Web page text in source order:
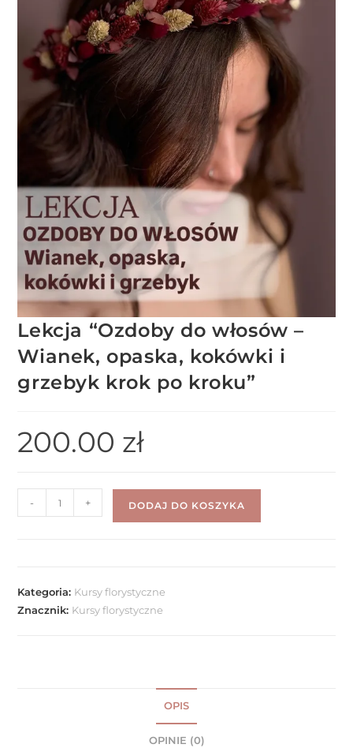
Lekcja “Ozdoby do włosów –
Wianek, opaska, kokówki i
grzebyk krok po kroku”
200.00 zł
- + DODAJ DO KOSZYKA
Kategoria: Kursy florystyczne
Znacznik: Kursy florystyczne
OPIS
OPINIE (0)